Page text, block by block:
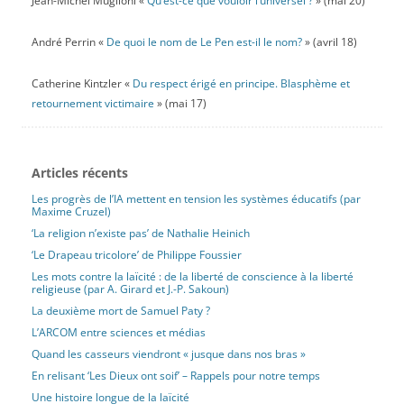
André Perrin « De quoi le nom de Le Pen est-il le nom?» (avril 18)
Catherine Kintzler « Du respect érigé en principe. Blasphème et
retournement victimaire » (mai 17)
Articles récents
Les progrès de l’IA mettent en tension les systèmes éducatifs (par
Maxime Cruzel)
‘La religion n’existe pas’ de Nathalie Heinich
‘Le Drapeau tricolore’ de Philippe Foussier
Les mots contre la laïcité : de la liberté de conscience à la liberté
religieuse (par A. Girard et J.-P. Sakoun)
La deuxième mort de Samuel Paty ?
L’ARCOM entre sciences et médias
Quand les casseurs viendront « jusque dans nos bras »
En relisant ‘Les Dieux ont soif’ – Rappels pour notre temps
Une histoire longue de la laïcité